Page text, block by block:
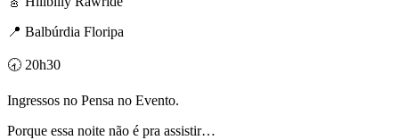
📍 Balbúrdia Floripa
🕣 20h30
Ingressos no Pensa no Evento.
Porque essa noite não é pra assistir…